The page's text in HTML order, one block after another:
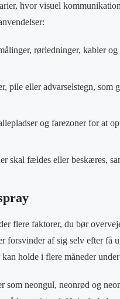
hvor visuel
rørledninger, kabler
pile eller advarselstegn, som
og farezoner for at
skal fældes eller beskæres,
flere faktorer, du bør
af sig selv efter få
holde i flere måneder
som neongul, neonrød og